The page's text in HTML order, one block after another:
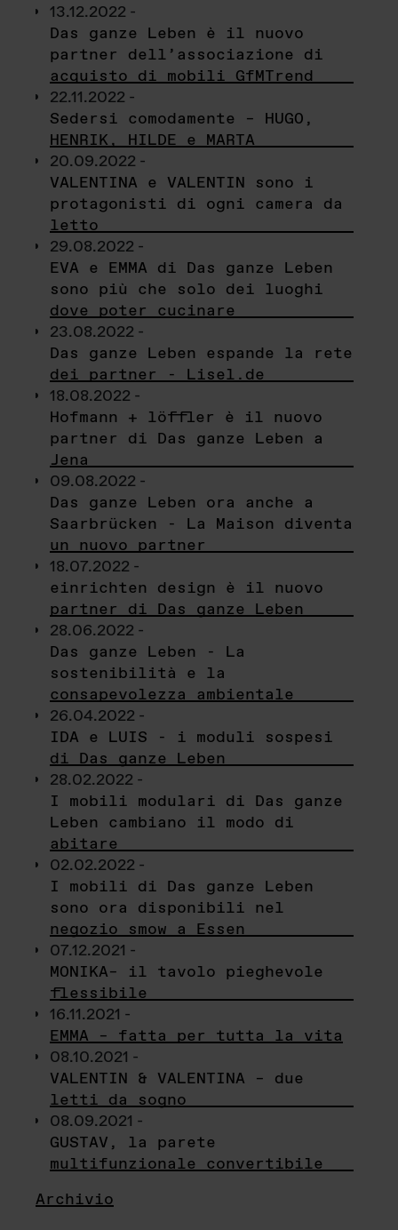
13.12.2022 -
Das ganze Leben è il nuovo
partner dell’associazione di
acquisto di mobili GfMTrend
22.11.2022 -
Sedersi comodamente – HUGO,
HENRIK, HILDE e MARTA
20.09.2022 -
VALENTINA e VALENTIN sono i
protagonisti di ogni camera da
letto
29.08.2022 -
EVA e EMMA di Das ganze Leben
sono più che solo dei luoghi
dove poter cucinare
23.08.2022 -
Das ganze Leben espande la rete
dei partner - Lisel.de
18.08.2022 -
Hofmann + löffler è il nuovo
partner di Das ganze Leben a
Jena
09.08.2022 -
Das ganze Leben ora anche a
Saarbrücken - La Maison diventa
un nuovo partner
18.07.2022 -
einrichten design è il nuovo
partner di Das ganze Leben
28.06.2022 -
Das ganze Leben - La
sostenibilità e la
consapevolezza ambientale
26.04.2022 -
IDA e LUIS - i moduli sospesi
di Das ganze Leben
28.02.2022 -
I mobili modulari di Das ganze
Leben cambiano il modo di
abitare
02.02.2022 -
I mobili di Das ganze Leben
sono ora disponibili nel
negozio smow a Essen
07.12.2021 -
MONIKA– il tavolo pieghevole
flessibile
16.11.2021 -
EMMA – fatta per tutta la vita
08.10.2021 -
VALENTIN & VALENTINA – due
letti da sogno
08.09.2021 -
GUSTAV, la parete
multifunzionale convertibile
Archivio